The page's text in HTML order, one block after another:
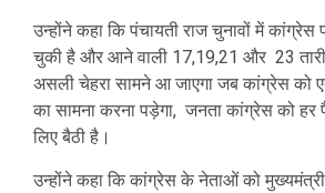
उन्होंने कहा कि पंचायती राज चुनावों में कांग्रेस
चुकी है और आने वाली 17,19,21 और 23
असली चेहरा सामने आ जाएगा जब कांग्रेस को
का सामना करना पड़ेगा, जनता कांग्रेस को हर
लिए बैठी है।
उन्होंने कहा कि कांग्रेस के नेताओं को